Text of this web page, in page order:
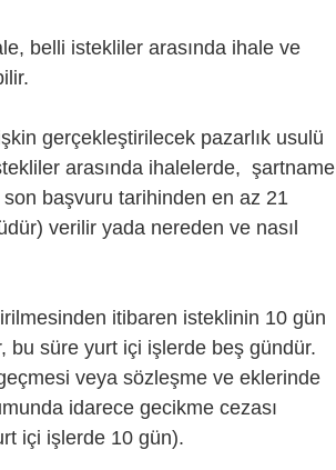
belli istekliler arasında ihale ve
gerçekleştirilecek pazarlık usulü
arasında ihalelerde, şartname
başvuru tarihinden en az 21
verilir yada nereden ve nasıl
itibaren isteklinin 10 gün
bu süre yurt içi işlerde beş gündür.
veya sözleşme ve eklerinde
idarece gecikme cezası
içi işlerde 10 gün).